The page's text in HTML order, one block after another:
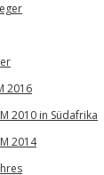
2016
2010 in Südafrika
2014